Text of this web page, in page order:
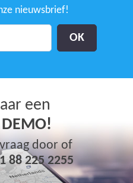
nieuwsbrief!
een
DEMO!
door of
88 225 2255